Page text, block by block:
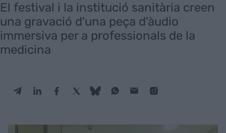
El festival i la institució sanitària creen
una gravació d'una peça d'àudio
immersiva per a professionals de la
medicina